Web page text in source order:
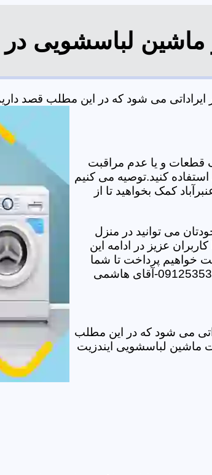
ماشین لباسشویی در
می شود که در این مطلب قصد داریم
قطعات و یا عدم مراقبت
استفاده کنید.توصیه می کنیم
کمک بخواهید تا از
می توانید در منزل
عزیز در ادامه این
خواهیم پرداخت تا شما
می شود که در این مطلب
ماشین لباسشویی ایندزیت